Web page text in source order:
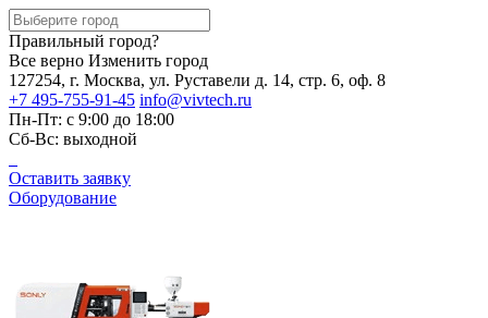
Правильный город?
Все верно Изменить город
127254, г. Москва, ул. Руставели д. 14, стр. 6, оф. 8
+7 495-755-91-45 info@vivtech.ru
Пн-Пт: с 9:00 до 18:00
Сб-Вс: выходной
Оставить заявку
Оборудование